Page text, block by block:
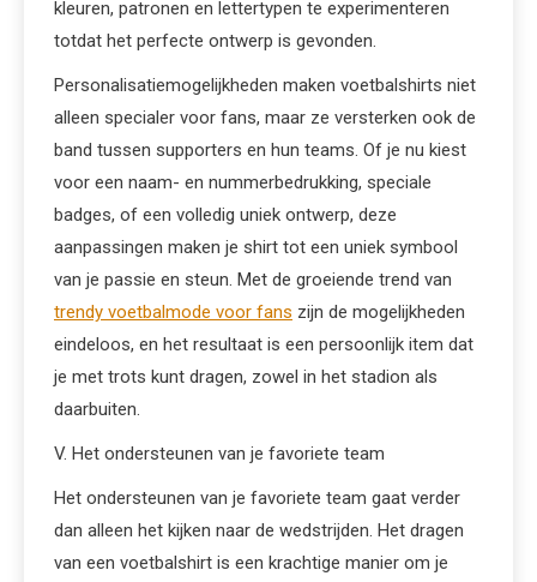
kleuren, patronen en lettertypen te experimenteren
totdat het perfecte ontwerp is gevonden.
Personalisatiemogelijkheden maken voetbalshirts niet
alleen specialer voor fans, maar ze versterken ook de
band tussen supporters en hun teams. Of je nu kiest
voor een naam- en nummerbedrukking, speciale
badges, of een volledig uniek ontwerp, deze
aanpassingen maken je shirt tot een uniek symbool
van je passie en steun. Met de groeiende trend van
trendy voetbalmode voor fans zijn de mogelijkheden
eindeloos, en het resultaat is een persoonlijk item dat
je met trots kunt dragen, zowel in het stadion als
daarbuiten.
V. Het ondersteunen van je favoriete team
Het ondersteunen van je favoriete team gaat verder
dan alleen het kijken naar de wedstrijden. Het dragen
van een voetbalshirt is een krachtige manier om je